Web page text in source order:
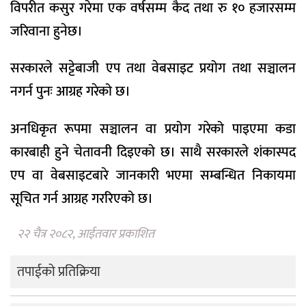
विपरीत कसुर गरेमा एक वर्षसम्म कैद तथा रु १० हजारसम्म
जरिवाना हुनेछ।
सरकारले सट्टेबाजी एप तथा वेबसाइट प्रयोग तथा सञ्चालन
नगर्न पुनः आग्रह गरेको छ।
अनधिकृत रूपमा सञ्चालन वा प्रयोग गरेको पाइएमा कडा
कारबाही हुने चेतावनी दिइएको छ। साथै सरकारले शंकास्पद
एप वा वेबसाइटबारे जानकारी भएमा सम्बन्धित निकायमा
सूचित गर्न आग्रह गररिएको छ।
२२ चैत्र २०८२, आईतवार प्रकाशित
तपाईको प्रतिक्रिया